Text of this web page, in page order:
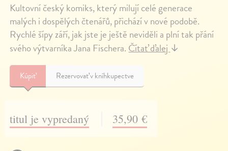
Kultovní český komiks, který milují celé generace
malých i dospělých čtenářů, přichází v nové podobě.
Rychlé šípy září, jak jste je ještě neviděli a plní tak přání
svého výtvarníka Jana Fischera.Čítať ďalej↓
Kúpiť Rezervovať v kníhkupectve
titul je vypredaný 35,90 €